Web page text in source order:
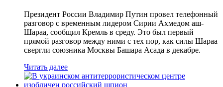
Президент России Владимир Путин провел телефонный
разговор с временным лидером Сирии Ахмедом аш-
Шараа, сообщил Кремль в среду. Это был первый
прямой разговор между ними с тех пор, как силы Шараа
свергли союзника Москвы Башара Асада в декабре.
Читать далее